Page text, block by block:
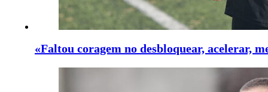
«Faltou coragem no desbloquear, acelerar,